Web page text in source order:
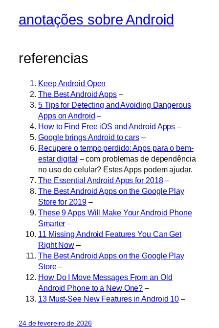
anotações sobre Android
referencias
Keep Android Open
The Best Android Apps–
5 Tips for Detecting and Avoiding Dangerous
Apps on Android –
How to Find Free iOS and Android Apps –
Google brings Android to cars –
Recupere o tempo perdido: Apps para o bem-
estar digital – com problemas de dependência
no uso do celular? Estes Apps podem ajudar.
The Essential Android Apps for 2018–
The Best Android Apps on the Google Play
Store for 2019–
These 9 Apps Will Make Your Android Phone
Smarter –
11 Missing Android Features You Can Get
Right Now –
The Best Android Apps on the Google Play
Store–
How Do I Move Messages From an Old
Android Phone to a New One? –
13 Must-See New Features in Android 10 –
24 de fevereiro de 2026